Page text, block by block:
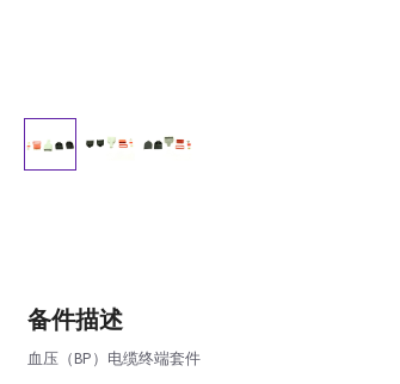
备件描述
血压（BP）电缆终端套件